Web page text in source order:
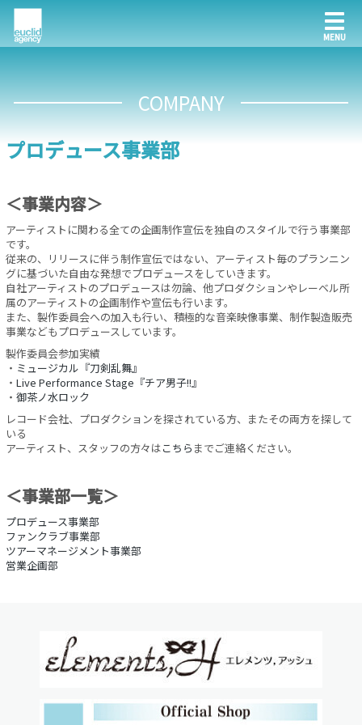
COMPANY
プロデュース事業部
＜事業内容＞
アーティストに関わる全ての企画制作宣伝を独自のスタイルで行う事業部
です。
従来の、リリースに伴う制作宣伝ではない、アーティスト毎のプランニン
グに基づいた自由な発想でプロデュースをしていきます。
自社アーティストのプロデュースは勿論、他プロダクションやレーベル所
属のアーティストの企画制作や宣伝も行います。
また、製作委員会への加入も行い、積極的な音楽映像事業、制作製造販売
事業などもプロデュースしています。
製作委員会参加実績
・ ミュージカル『刀剣乱舞』
・ Live Performance Stage『チア男子!!』
・ 御茶ノ水ロック
レコード会社、プロダクションを探されている方、またその両方を探して
いる
アーティスト、スタッフの方々はこちら までご連絡ください。
＜事業部一覧＞
プロデュース事業部
ファンクラブ事業部
ツアーマネージメント事業部
営業企画部